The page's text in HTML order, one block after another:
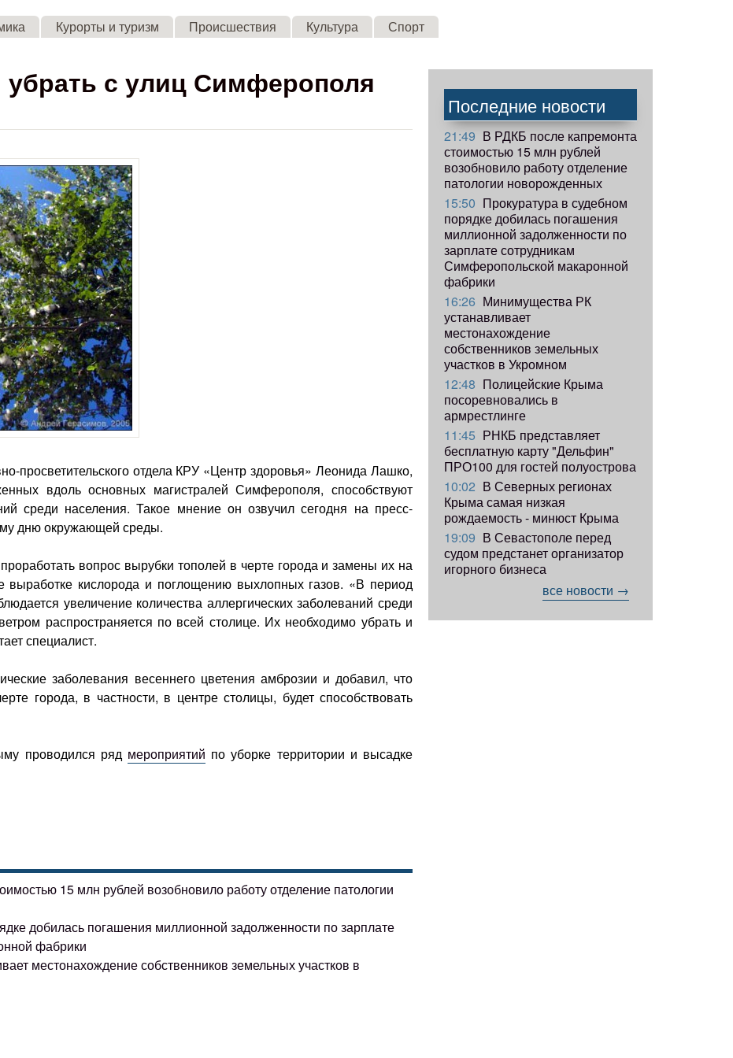
Skip to main content
Курорты и туризм Происшествия Культура Спорт
убрать с улиц Симферополя
просветительского отдела КРУ «Центр здоровья» Леонида Лашко,
вдоль основных магистралей Симферополя, способствуют
среди населения. Такое мнение он озвучил сегодня на пресс-
дню окружающей среды.
вопрос вырубки тополей в черте города и замены их на
выработке кислорода и поглощению выхлопных газов. «В период
увеличение количества аллергических заболеваний среди
распространяется по всей столице. Их необходимо убрать и
специалист.
заболевания весеннего цветения амброзии и добавил, что
города, в частности, в центре столицы, будет способствовать
проводился ряд мероприятий по уборке территории и высадке
15 млн рублей возобновило работу отделение патологии
добилась погашения миллионной задолженности по зарплате
фабрики
местонахождение собственников земельных участков в
Последние новости
21:49 В РДКБ после капремонта
стоимостью 15 млн рублей
возобновило работу отделение
патологии новорожденных
15:50 Прокуратура в судебном
порядке добилась погашения
миллионной задолженности по
зарплате сотрудникам
Симферопольской макаронной
фабрики
16:26 Минимущества РК
устанавливает
местонахождение
собственников земельных
участков в Укромном
12:48 Полицейские Крыма
посоревновались в
армрестлинге
11:45 РНКБ представляет
бесплатную карту "Дельфин"
ПРО100 для гостей полуострова
10:02 В Северных регионах
Крыма самая низкая
рождаемость - минюст Крыма
19:09 В Севастополе перед
судом предстанет организатор
игорного бизнеса
все новости →